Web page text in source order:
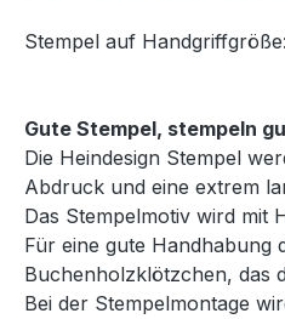
Stempel auf
Gute Stempel, stempeln
Die Heindesign Stempel
Abdruck und eine extrem
Das Stempelmotiv wird mit
Für eine gute Handhabung
Buchenholzklötzchen, das
Bei der Stempelmontage